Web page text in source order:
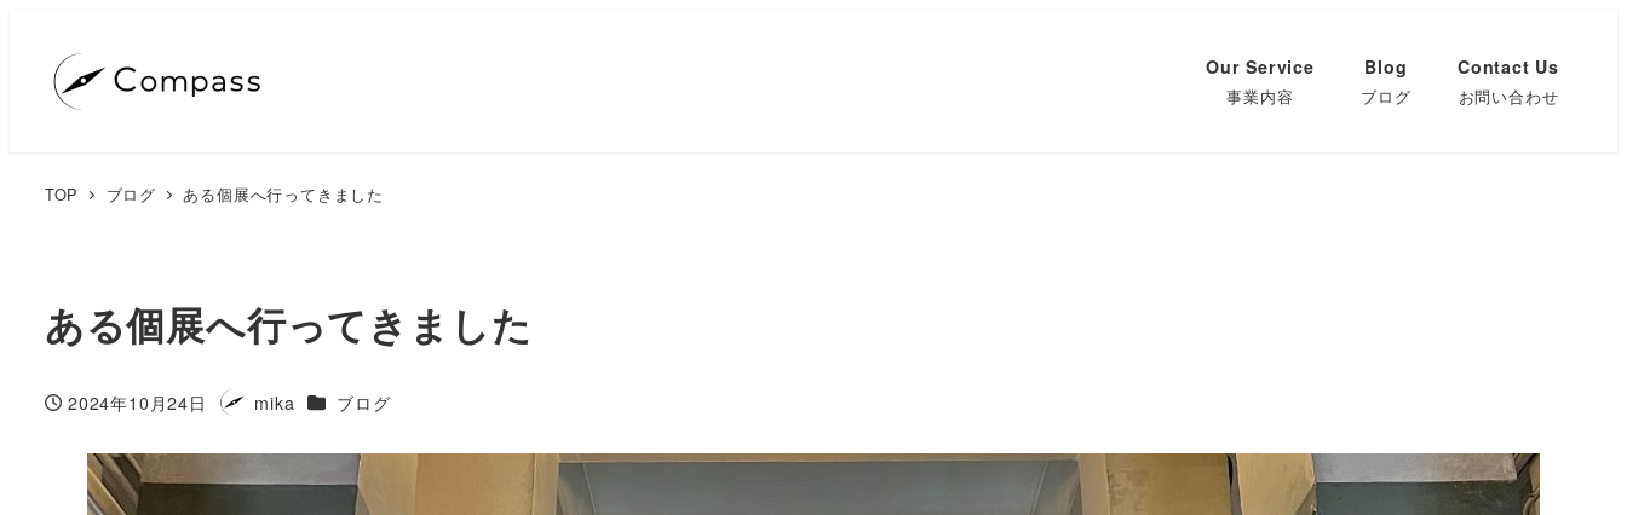
Our Service
事業内容
Blog
ブログ
Contact Us
お問い合わせ
TOP ブログ ある個展へ行ってきました
ある個展へ行ってきました
投稿日
2024年10月24日
著
mika カテゴリー
ブログ